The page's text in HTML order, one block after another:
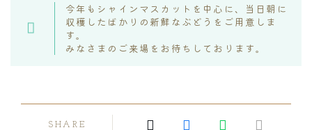
今年もシャインマスカットを中心に、当日朝に
収穫したばかりの新鮮なぶどうをご用意しま
す。
みなさまのご来場をお待ちしております。
SHARE